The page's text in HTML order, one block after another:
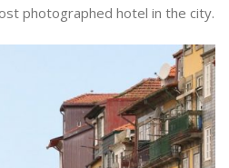
photographed hotel in the city.